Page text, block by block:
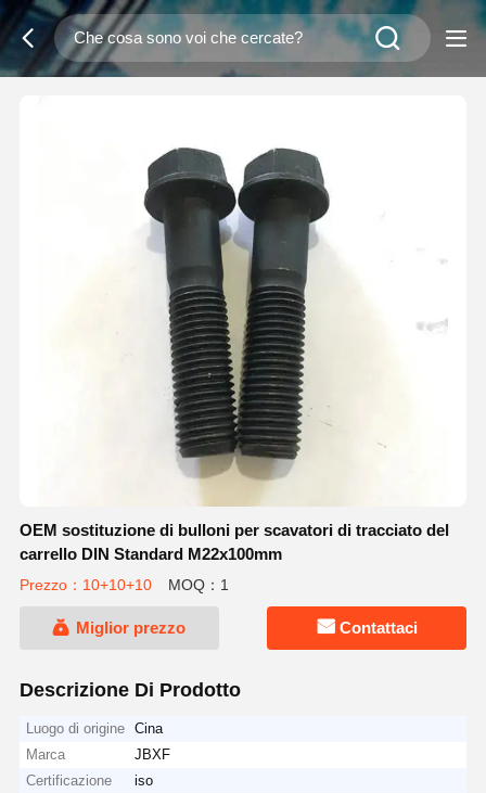
OEM sostituzione di bulloni per scavatori di tracciato del
carrello DIN Standard M22x100mm
Prezzo：10+10+10 MOQ：1
Miglior prezzo Contattaci
Descrizione Di Prodotto
Luogo di origine
Cina
Marca
JBXF
Certificazione
iso